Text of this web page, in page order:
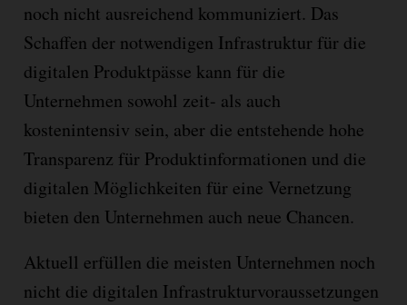
noch nicht ausreichend kommuniziert. Das
Schaffen der notwendigen Infrastruktur für die
digitalen Produktpässe kann für die
Unternehmen sowohl zeit- als auch
kostenintensiv sein, aber die entstehende hohe
Transparenz für Produktinformationen und die
digitalen Möglichkeiten für eine Vernetzung
bieten den Unternehmen auch neue Chancen.
Aktuell erfüllen die meisten Unternehmen noch
nicht die digitalen Infrastrukturvoraussetzungen